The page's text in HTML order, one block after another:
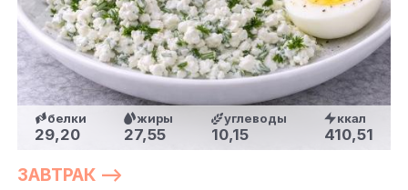
белки
29,20
жиры
27,55
углеводы
10,15
ккал
410,51
ЗАВТРАК —>